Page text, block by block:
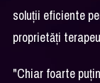
soluții eficiente
proprietăți
"Chiar foarte